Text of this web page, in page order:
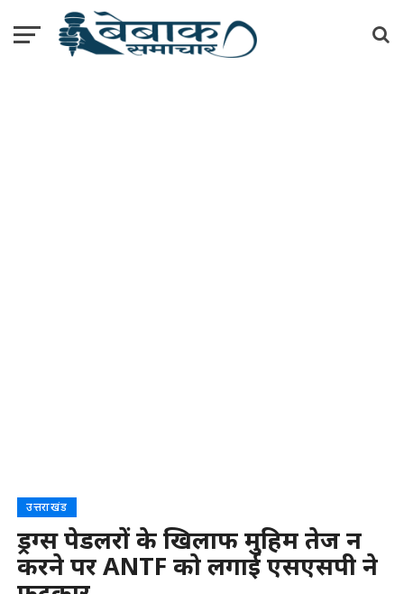
उत्तराखंड
ड्रग्स पेडलरों के खिलाफ मुहिम तेज न
करने पर ANTF को लगाई एसएसपी ने